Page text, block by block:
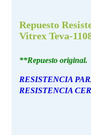
Repuesto
Vitrex Teva-
**Repuesto original.
RESISTENCIA
RESISTENCIA